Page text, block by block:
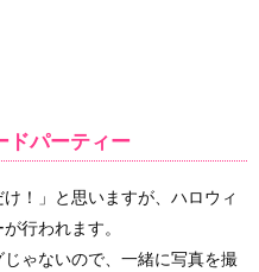
ドパーティー
け！」と思いますが、ハロウィ
行われます。
ゃないので、一緒に写真を撮